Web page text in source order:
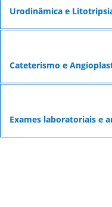
Urodinâmica e
Cateterismo e
Exames laboratoriais e